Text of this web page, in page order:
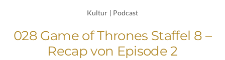
Kultur | Podcast
028 Game of Thrones Staffel 8 –
Recap von Episode 2